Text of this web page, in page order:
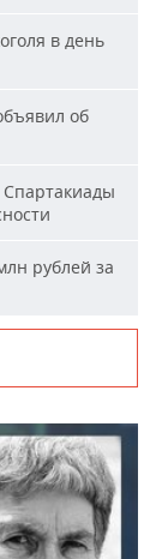
в день
об
Спартакиады
рублей за